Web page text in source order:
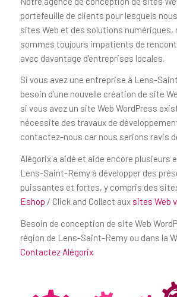
portefeuille de clients pour lesquels
sites Web et des solutions numériques,
sommes toujours impatients de
avec davantage d’entreprises locales.
Si vous avez une entreprise à Lens-
besoin d’une nouvelle création de site
si vous avez un site Web WordPress
nécessite des travaux de
contactez-nous car nous serions ravis
Alégorix a aidé et aide encore plusieurs
Lens-Saint-Remy à développer des
puissantes et fortes, y compris des
Eshop / Click and Collect aux sites Web
Besoin de conception de site Web
région de Lens-Saint-Remy ou dans la
Contactez Alégorix